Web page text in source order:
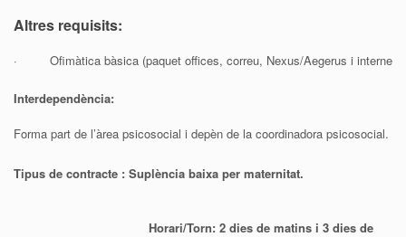
Altres requisits:
· Ofimàtica bàsica (paquet offices, correu, Nexus/Aegerus i interne
Interdependència:
Forma part de l’àrea psicosocial i depèn de la coordinadora psicosocial.
Tipus de contracte : Suplència baixa per maternitat.
Horari/Torn: 2 dies de matins i 3 dies de